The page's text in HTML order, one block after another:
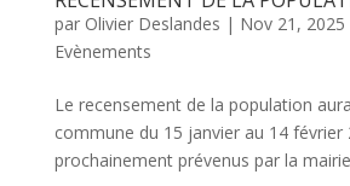
par Olivier Deslandes | Nov 21, 2025
Evènements
Le recensement de la population
commune du 15 janvier au 14 février
prochainement prévenus par la